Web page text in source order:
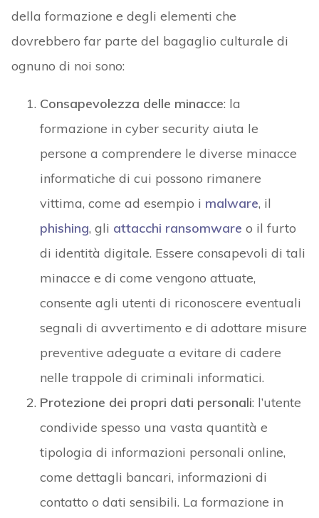
della formazione e degli elementi che
dovrebbero far parte del bagaglio culturale di
ognuno di noi sono:
Consapevolezza delle minacce: la
formazione in cyber security aiuta le
persone a comprendere le diverse minacce
informatiche di cui possono rimanere
vittima, come ad esempio i malware, il
phishing, gli attacchi ransomware o il furto
di identità digitale. Essere consapevoli di tali
minacce e di come vengono attuate,
consente agli utenti di riconoscere eventuali
segnali di avvertimento e di adottare misure
preventive adeguate a evitare di cadere
nelle trappole di criminali informatici.
Protezione dei propri dati personali: l’utente
condivide spesso una vasta quantità e
tipologia di informazioni personali online,
come dettagli bancari, informazioni di
contatto o dati sensibili. La formazione in